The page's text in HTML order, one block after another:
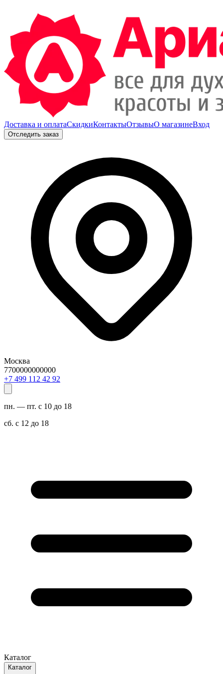
Доставка и оплатаСкидкиКонтактыОтзывыО магазинеВход
Отследить заказ
Москва
7700000000000
29 24 211 994 7+
пн. — пт. с 10 до 18
сб. с 12 до 18
Каталог
Каталог